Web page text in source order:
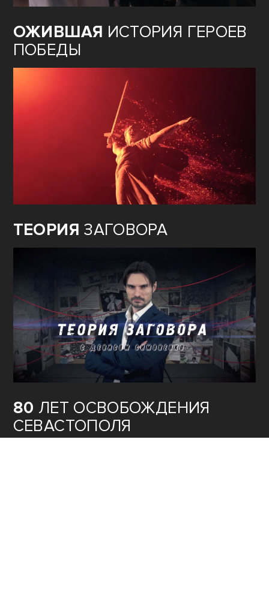
ОЖИВШАЯ ИСТОРИЯ ГЕРОЕВ
ПОБЕДЫ
ТЕОРИЯ ЗАГОВОРА
80 ЛЕТ ОСВОБОЖДЕНИЯ
СЕВАСТОПОЛЯ